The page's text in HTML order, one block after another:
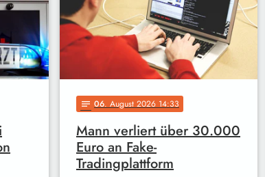
notes 06. August 2026 14:33
Mann verliert über 30.000
Euro an Fake-
Tradingplattform